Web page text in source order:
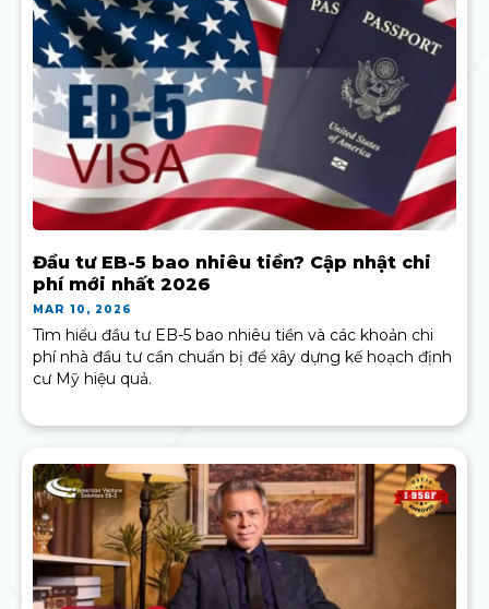
Đầu tư EB-5 bao nhiêu tiền? Cập nhật chi
phí mới nhất 2026
MAR 10, 2026
Tìm hiểu đầu tư EB-5 bao nhiêu tiền và các khoản chi
phí nhà đầu tư cần chuẩn bị để xây dựng kế hoạch định
cư Mỹ hiệu quả.